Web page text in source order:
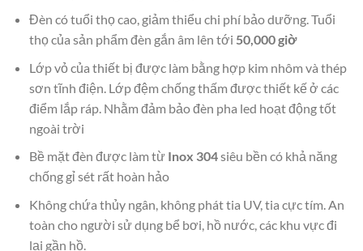
Đèn có tuổi thọ cao, giảm thiểu chi phí bảo dưỡng. Tuổi
thọ của sản phẩm đèn gắn âm lên tới 50,000 giờ
Lớp vỏ của thiết bị được làm bằng hợp kim nhôm và thép
sơn tĩnh điện. Lớp đệm chống thấm được thiết kế ở các
điểm lắp ráp. Nhằm đảm bảo đèn pha led hoạt động tốt
ngoài trời
Bề mặt đèn được làm từ Inox 304siêu bền có khả năng
chống gỉ sét rất hoàn hảo
Không chứa thủy ngân, không phát tia UV, tia cực tím. An
toàn cho người sử dụng bể bơi, hồ nước, các khu vực đi
lại gần hồ.